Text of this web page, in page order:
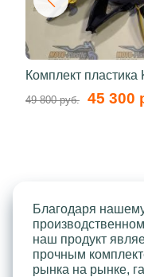
Комплект
49 800 руб. 45 300
Благодаря
наш продукт
прочным
рынка на рынке,